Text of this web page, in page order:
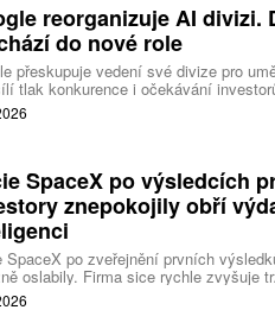
reorganizuje AI divizi.
do nové role
přeskupuje vedení své divize pro
tlak konkurence i očekávání
každodenní řízení DeepMind a
inteligence i její dopad na společnost.
SpaceX po výsledcích
znepokojily obří
SpaceX po zveřejnění prvních
oslabily. Firma sice rychle zvyšuje
inteligence se vracejí mnohem
zda je tempo rekordních výdajů